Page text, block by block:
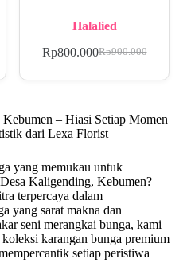
Halalied
Rp900.000
Rp800.000
– Hiasi Setiap Momen
dari Lexa Florist
yang memukau untuk
Kaligending, Kebumen?
terpercaya dalam
yang sarat makna dan
seni merangkai bunga, kami
karangan bunga premium
setiap peristiwa